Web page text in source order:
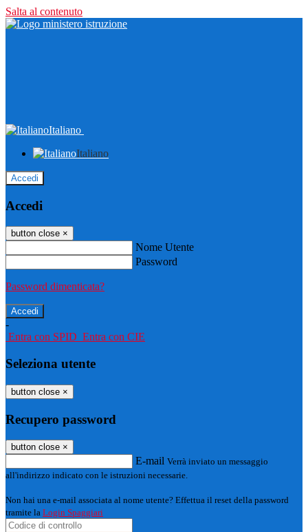
Salta al contenuto
Italiano
Italiano
Accedi
Accedi
button close ×
Nome Utente
Password
Password dimenticata?
-
Entra con SPID Entra con CIE
Seleziona utente
button close ×
Recupero password
button close ×
E-mail Verrà inviato un messaggio
all'indirizzo indicato con le istruzioni necessarie.
Non hai una e-mail associata al nome utente? Effettua il reset della password
tramite la Login Spaggiari